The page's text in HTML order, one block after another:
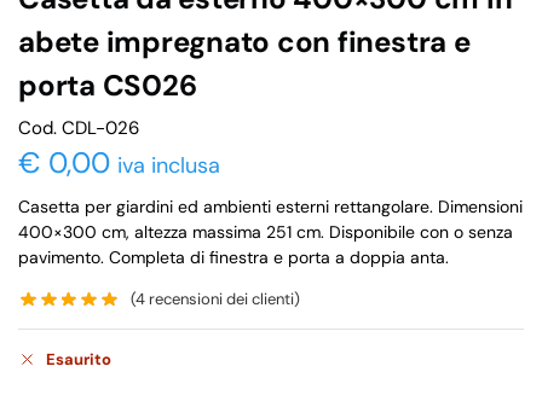
abete impregnato con finestra e
porta CS026
Cod. CDL-026
€ 0,00 iva inclusa
Casetta per giardini ed ambienti esterni rettangolare. Dimensioni
400×300 cm, altezza massima 251 cm. Disponibile con o senza
pavimento. Completa di finestra e porta a doppia anta.
(4 recensioni dei clienti)
Esaurito